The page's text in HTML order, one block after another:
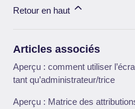
Retour en haut
Articles associés
Aperçu : comment utiliser
tant qu’administrateur/trice
Aperçu : Matrice des